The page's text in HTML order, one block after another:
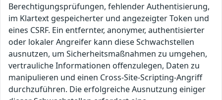
Berechtigungsprüfungen, fehlender Authentisierung,
im Klartext gespeicherter und angezeigter Token und
eines CSRF. Ein entfernter, anonymer, authentisierter
oder lokaler Angreifer kann diese Schwachstellen
ausnutzen, um Sicherheitsmaßnahmen zu umgehen,
vertrauliche Informationen offenzulegen, Daten zu
manipulieren und einen Cross-Site-Scripting-Angriff
durchzuführen. Die erfolgreiche Ausnutzung einiger